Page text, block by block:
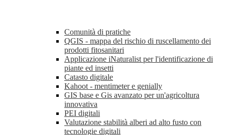
Comunità di pratiche
QGIS - mappa del rischio di ruscellamento dei
prodotti fitosanitari
Applicazione iNaturalist per l'identificazione di
piante ed insetti
Catasto digitale
Kahoot - mentimeter e genially
GIS base e Gis avanzato per un'agricoltura
innovativa
PEI digitali
Valutazione stabilità alberi ad alto fusto con
tecnologie digitali